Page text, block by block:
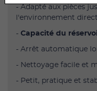
- Adapté aux pièces
l'environnement
- Capacité du
- Arrêt automatique
- Nettoyage facile et
- Petit, pratique et